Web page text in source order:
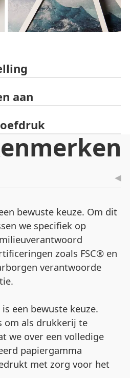
aan
bewuste keuze. Om dit
we specifiek op
zoals FSC® en
verantwoorde
een bewuste keuze.
om als drukkerij te
we over een volledige
papiergamma
met zorg voor het